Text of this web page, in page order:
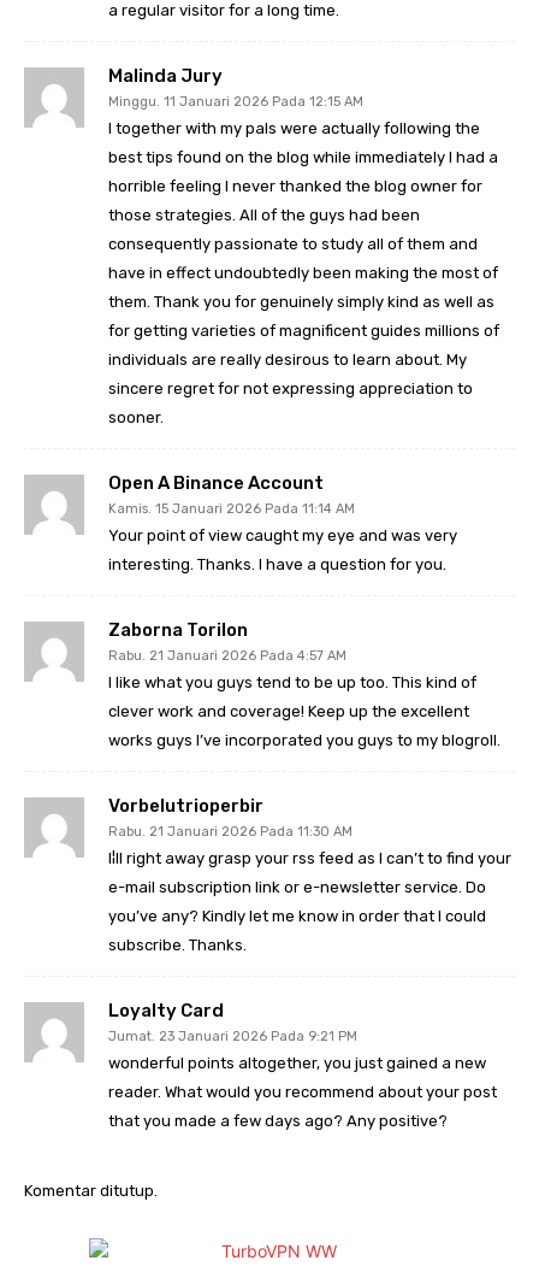
a regular visitor for a long time.
Malinda Jury
Minggu. 11 Januari 2026 Pada 12:15 AM
I together with my pals were actually following the
best tips found on the blog while immediately I had a
horrible feeling I never thanked the blog owner for
those strategies. All of the guys had been
consequently passionate to study all of them and
have in effect undoubtedly been making the most of
them. Thank you for genuinely simply kind as well as
for getting varieties of magnificent guides millions of
individuals are really desirous to learn about. My
sincere regret for not expressing appreciation to
sooner.
Open A Binance Account
Kamis. 15 Januari 2026 Pada 11:14 AM
Your point of view caught my eye and was very
interesting. Thanks. I have a question for you.
Zaborna Torilon
Rabu. 21 Januari 2026 Pada 4:57 AM
I like what you guys tend to be up too. This kind of
clever work and coverage! Keep up the excellent
works guys I’ve incorporated you guys to my blogroll.
Vorbelutrioperbir
Rabu. 21 Januari 2026 Pada 11:30 AM
I¦ll right away grasp your rss feed as I can’t to find your
e-mail subscription link or e-newsletter service. Do
you’ve any? Kindly let me know in order that I could
subscribe. Thanks.
Loyalty Card
Jumat. 23 Januari 2026 Pada 9:21 PM
wonderful points altogether, you just gained a new
reader. What would you recommend about your post
that you made a few days ago? Any positive?
Komentar ditutup.